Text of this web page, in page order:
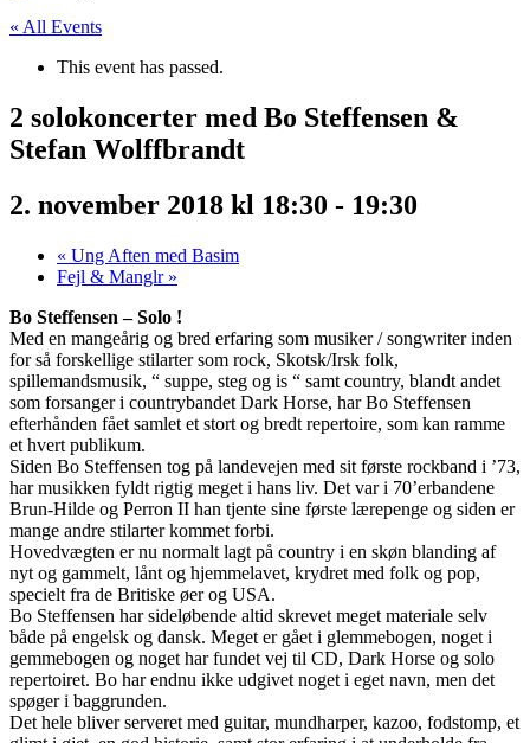
« All Events
This event has passed.
2 solokoncerter med Bo Steffensen &
Stefan Wolffbrandt
2. november 2018 kl 18:30 - 19:30
« Ung Aften med Basim
Fejl & Manglr »
Bo Steffensen – Solo !
Med en mangeårig og bred erfaring som musiker / songwriter inden
for så forskellige stilarter som rock, Skotsk/Irsk folk,
spillemandsmusik, “ suppe, steg og is “ samt country, blandt andet
som forsanger i countrybandet Dark Horse, har Bo Steffensen
efterhånden fået samlet et stort og bredt repertoire, som kan ramme
et hvert publikum.
Siden Bo Steffensen tog på landevejen med sit første rockband i ’73,
har musikken fyldt rigtig meget i hans liv. Det var i 70’erbandene
Brun-Hilde og Perron II han tjente sine første lærepenge og siden er
mange andre stilarter kommet forbi.
Hovedvægten er nu normalt lagt på country i en skøn blanding af
nyt og gammelt, lånt og hjemmelavet, krydret med folk og pop,
specielt fra de Britiske øer og USA.
Bo Steffensen har sideløbende altid skrevet meget materiale selv
både på engelsk og dansk. Meget er gået i glemmebogen, noget i
gemmebogen og noget har fundet vej til CD, Dark Horse og solo
repertoiret. Bo har endnu ikke udgivet noget i eget navn, men det
spøger i baggrunden.
Det hele bliver serveret med guitar, mundharper, kazoo, fodstomp, et